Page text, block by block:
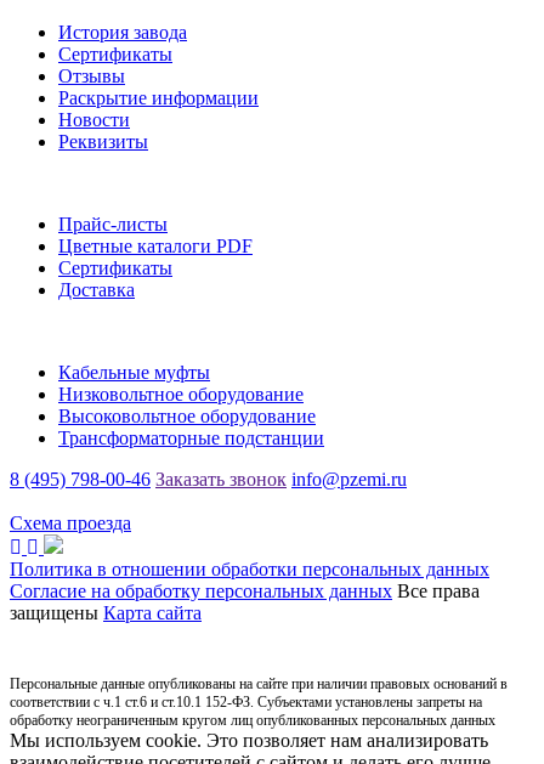
История завода
Сертификаты
Отзывы
Раскрытие информации
Новости
Реквизиты
Прайс-листы
Цветные каталоги PDF
Сертификаты
Доставка
Кабельные муфты
Низковольтное оборудование
Высоковольтное оборудование
Трансформаторные подстанции
8 (495) 798-00-46 Заказать звонок info@pzemi.ru
Схема проезда
Политика в отношении обработки персональных данных
Согласие на обработку персональных данных Все права
защищены Карта сайта
Персональные данные опубликованы на сайте при наличии правовых оснований в
соответствии с ч.1 ст.6 и ст.10.1 152-ФЗ. Субъектами установлены запреты на
обработку неограниченным кругом лиц опубликованных персональных данных
Мы используем cookie. Это позволяет нам анализировать